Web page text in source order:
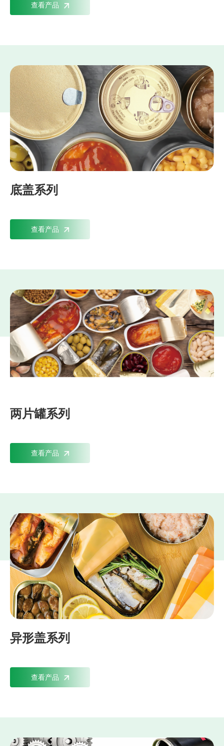
查看产品
底盖系列
查看产品
两片罐系列
查看产品
异形盖系列
查看产品